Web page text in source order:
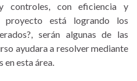
controles, con eficiencia y
proyecto está logrando los
serán algunas de las
ayudara a resolver mediante
en esta área.